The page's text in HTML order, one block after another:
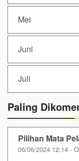
Mei
Juni
Juli
Paling
Pilihan Mata
06/06/2024 12:14 -